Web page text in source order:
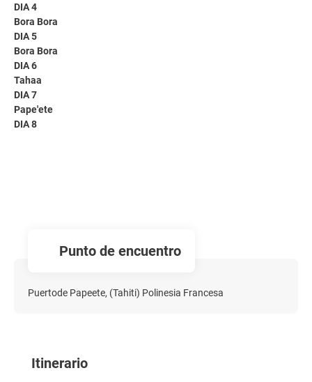
DIA 4
Bora Bora
DIA 5
Bora Bora
DIA 6
Tahaa
DIA 7
Pape'ete
DIA 8
Punto de encuentro
Puertode Papeete, (Tahiti) Polinesia Francesa
Itinerario